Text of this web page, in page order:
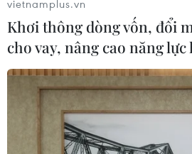
Australia điều tra vụ hai máy
va chạm tại sân bay Sydney
09/08/2026 07:04
Dấu mốc quan trọng đưa quan
Việt Nam-New Zealand phát
vietnamplus.vn
Khơi thông dòng vốn, đổi
cho vay, nâng cao năng lực